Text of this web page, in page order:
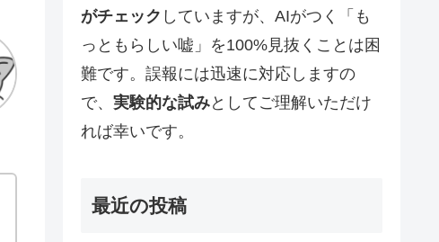
がチェック していますが、AIがつく「も
っともらしい嘘」を100%見抜くことは困
難です。誤報には迅速に対応しますの
で、 実験的な試みとしてご理解いただけ
れば幸いです。
最近の投稿